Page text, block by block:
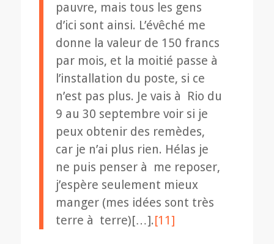
pauvre, mais tous les gens
d’ici sont ainsi. L’évêché me
donne la valeur de 150 francs
par mois, et la moitié passe à
l’installation du poste, si ce
n’est pas plus. Je vais à Rio du
9 au 30 septembre voir si je
peux obtenir des remèdes,
car je n’ai plus rien. Hélas je
ne puis penser à me reposer,
j’espère seulement mieux
manger (mes idées sont très
terre à terre)[…].[11]